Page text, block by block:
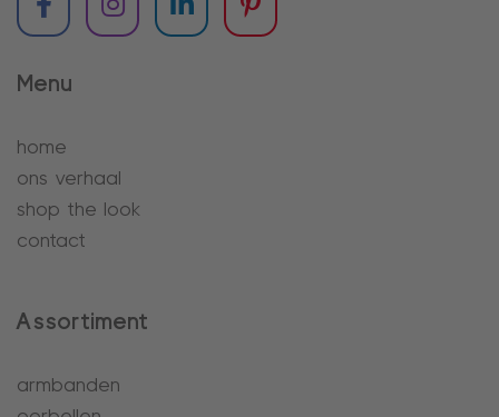
Menu
home
ons verhaal
shop the look
contact
Assortiment
armbanden